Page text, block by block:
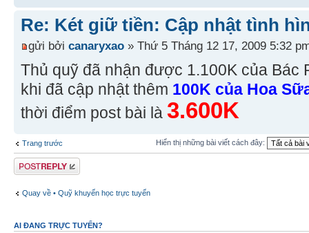
Re: Két giữ tiền: Cập nhật tình
gửi bởi canaryxao » Thứ 5 Tháng 12 17, 2009 5:32
Thủ quỹ đã nhận được 1.100K của Bác
khi đã cập nhật thêm 100K của Hoa
thời điểm post bài là 3.600K
Trang trước Hiển thị những bài viết cách đây:
Gửi bài trả lời
Quay về • Quỹ khuyến học trực tuyến
AI ĐANG TRỰC TUYẾN?